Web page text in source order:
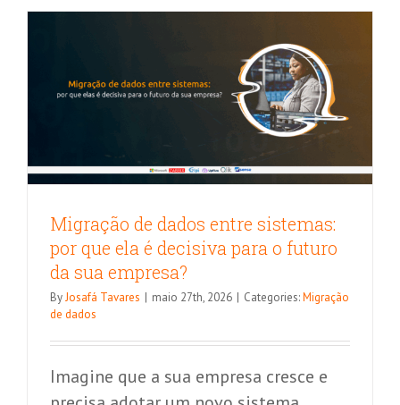
Qlik
Migração de dados entre sistemas:
por que ela é decisiva para o futuro
da sua empresa?
ByJosafá Tavares | maio 27th, 2026 | Categories:Migração
de dados
Imagine que a sua empresa cresce e